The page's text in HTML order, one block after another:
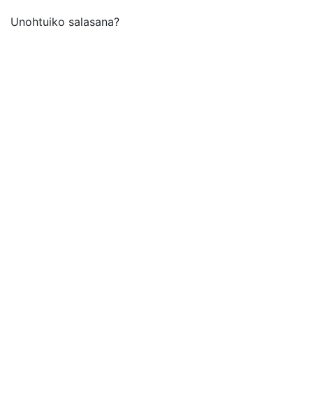
Unohtuiko salasana?